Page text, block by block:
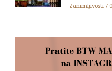
Zanimljivosti